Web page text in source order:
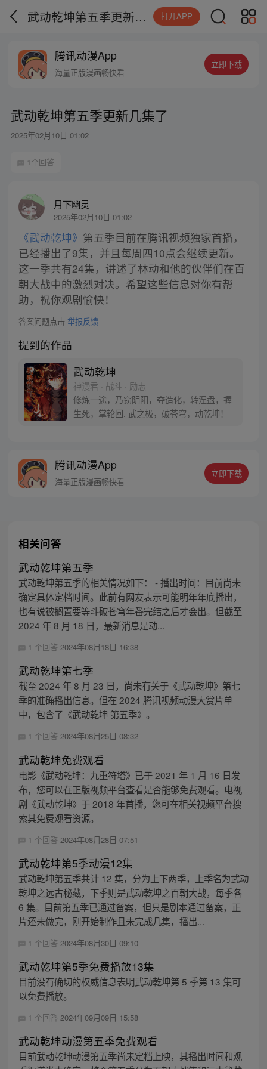
武动乾坤第五季更新几集了 打开APP
腾讯动漫App
海量正版漫画畅快看
立即下载
武动乾坤第五季更新几集了
2025年02月10日 01:02
1个回答
月下幽灵
2025年02月10日 01:02
《武动乾坤》 第五季目前在腾讯视频独家首播，
已经播出了9集，并且每周四10点会继续更新。
这一季共有24集，讲述了林动和他的伙伴们在百
朝大战中的激烈对决。希望这些信息对你有帮
助，祝你观剧愉快！
答案问题点击 举报反馈
提到的作品
武动乾坤
神漫君 · 战斗 · 励志
修炼一途，乃窃阴阳，夺造化，转涅盘，握
生死，掌轮回. 武之极，破苍穹，动乾坤！
腾讯动漫App
海量正版漫画畅快看
立即下载
相关问答
武动乾坤第五季
武动乾坤第五季的相关情况如下： - 播出时间：目前尚未
确定具体定档时间。此前有网友表示可能明年年底播出，
也有说被搁置要等斗破苍穹年番完结之后才会出。但截至
2024 年 8 月 18 日，最新消息是动...
1 个回答 2024年08月18日 16:38
武动乾坤第七季
截至 2024 年 8 月 23 日，尚未有关于《武动乾坤》第七
季的准确播出信息。但在 2024 腾讯视频动漫大赏片单
中，包含了《武动乾坤 第五季》。
1 个回答 2024年08月25日 08:32
武动乾坤免费观看
电影《武动乾坤：九重符塔》已于 2021 年 1 月 16 日发
布，您可以在正版视频平台查看是否能够免费观看。电视
剧《武动乾坤》于 2018 年首播，您可在相关视频平台搜
索其免费观看资源。
1 个回答 2024年08月28日 07:51
武动乾坤第5季动漫12集
武动乾坤第五季共计 12 集，分为上下两季，上季名为武动
乾坤之远古秘藏，下季则是武动乾坤之百朝大战，每季各
6 集。目前第五季已通过备案，但只是剧本通过备案，正
片还未做完，刚开始制作且未完成几集，播出...
1 个回答 2024年08月30日 09:10
武动乾坤第5季免费播放13集
目前没有确切的权威信息表明武动乾坤第 5 季第 13 集可
以免费播放。
1 个回答 2024年09月09日 15:58
武动乾坤动漫第五季免费观看
目前武动乾坤动漫第五季尚未定档上映，其播出时间和观